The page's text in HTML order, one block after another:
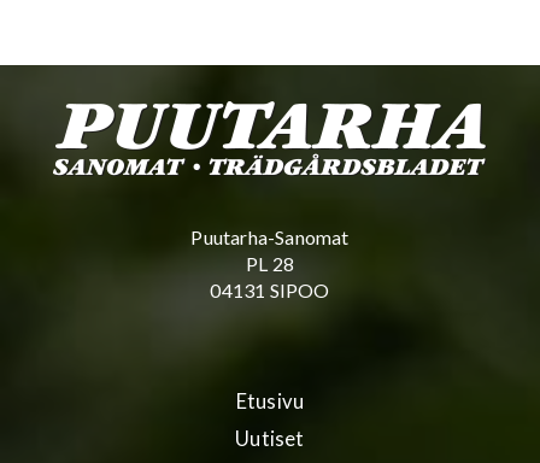
Puutarha-Sanomat
PL 28
04131 SIPOO
Etusivu
Uutiset